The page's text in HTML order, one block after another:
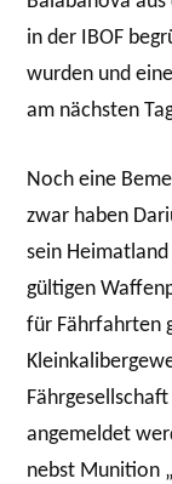
in der IBOF
wurden und
am nächsten
Noch eine
zwar haben
sein
gültigen
für Fährfahrten
angemeldet
nebst Munition